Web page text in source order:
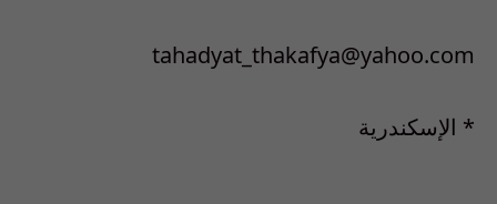
tahadyat_thakafya@yahoo.com
* الإسكندرية